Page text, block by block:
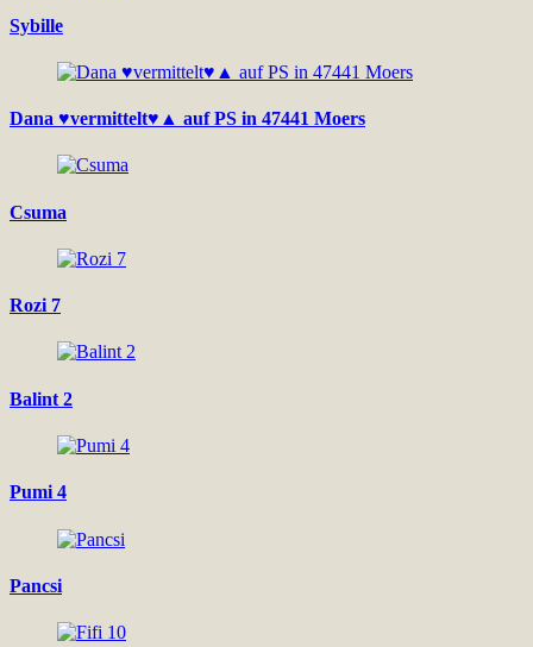
Sybille
Dana ♥vermittelt♥▲ auf PS in 47441 Moers
Csuma
Rozi 7
Balint 2
Pumi 4
Pancsi